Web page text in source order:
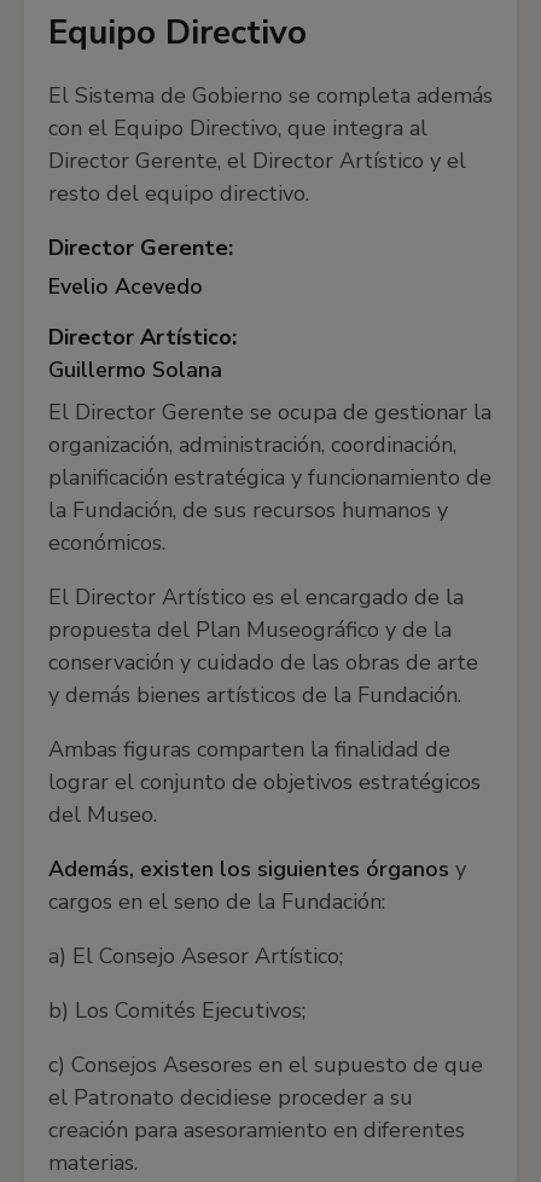
Equipo Directivo
El Sistema de Gobierno se completa además
con el Equipo Directivo, que integra al
Director Gerente, el Director Artístico y el
resto del equipo directivo.
Director Gerente:
Evelio Acevedo
Director Artístico:
Guillermo Solana
El Director Gerente se ocupa de gestionar la
organización, administración, coordinación,
planificación estratégica y funcionamiento de
la Fundación, de sus recursos humanos y
económicos.
El Director Artístico es el encargado de la
propuesta del Plan Museográfico y de la
conservación y cuidado de las obras de arte
y demás bienes artísticos de la Fundación.
Ambas figuras comparten la finalidad de
lograr el conjunto de objetivos estratégicos
del Museo.
Además, existen los siguientes órganos y
cargos en el seno de la Fundación:
a) El Consejo Asesor Artístico;
b) Los Comités Ejecutivos;
c) Consejos Asesores en el supuesto de que
el Patronato decidiese proceder a su
creación para asesoramiento en diferentes
materias.